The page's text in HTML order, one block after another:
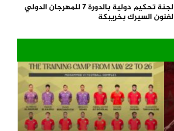
لجنة تحكيم دولية بالدورة 7 للمهرجان الدولي
لفنون السيرك بخريبكة